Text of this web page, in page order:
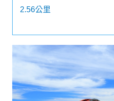
2.56公里